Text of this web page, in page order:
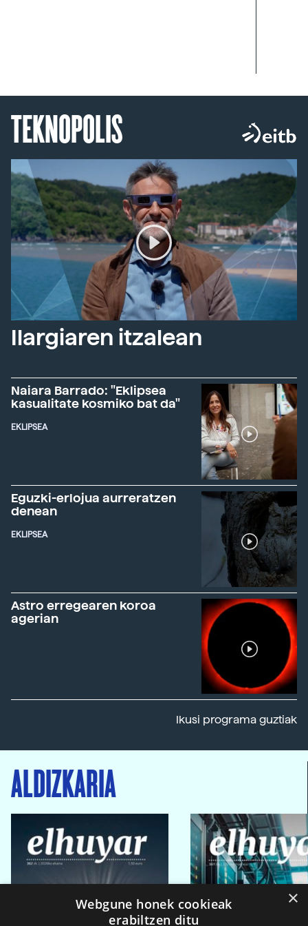
TEKNOPOLIS
Ilargiaren itzalean
Naiara Barrado: "Eklipsea
kasualitate kosmiko bat da"
EKLIPSEA
Eguzki-erlojua aurreratzen
denean
EKLIPSEA
Astro erregearen koroa
agerian
Ikusi programa guztiak
ALDIZKARIA
×
Webgune honek cookieak
erabiltzen ditu